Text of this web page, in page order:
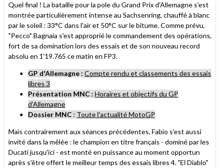
à
un
ami
Quel final ! La bataille pour la pole du Grand Prix d'Allemagne s'est
montrée particulièrement intense au Sachsenring, chauffé à blanc
par le soleil : 33°C dans l'air et 50°C sur le bitume. Comme prévu,
"Pecco" Bagnaia s'est approprié le commandement des opérations,
fort de sa domination lors des essais et de son nouveau record
absolu en 1'19.765 ce matin en FP3.
GP d'Allemagne : Compte rendu et classements des essais
libres 3
Présentation MNC : Horaires et objectifs du GP
d'Allemagne
Dossier MNC : Toute l'actualité MotoGP
Mais contrairement aux séances précédentes, Fabio s'est aussi
invité dans la mêlée : le champion en titre français - dominé par les
Ducati jusqu'ici - est monté en puissance au moment opportun
après s'être offert le meilleur temps des essais libres 4. "El Diablo"